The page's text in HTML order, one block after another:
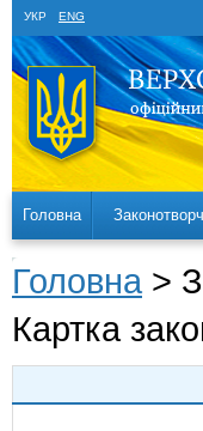
УКР ENG
Головна
Головна >
Картка